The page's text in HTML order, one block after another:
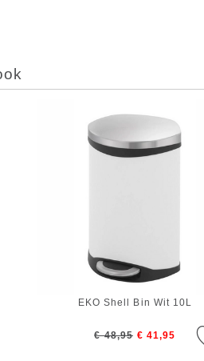
EKO Shell Bin Wit 10L
€ 48,95 € 41,95